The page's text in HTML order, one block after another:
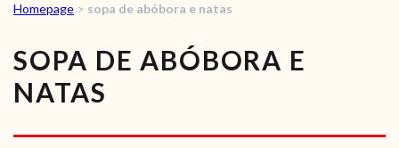
RECEITAS
VÍDEOS
Homepage > sopa de abóbora e natas
SOPA DE ABÓBORA E
NATAS